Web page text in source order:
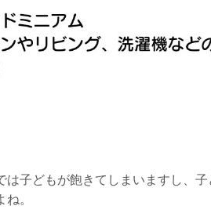
子どもが飽きてしまいますし、
。